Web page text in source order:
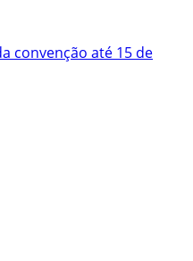
convenção até 15 de